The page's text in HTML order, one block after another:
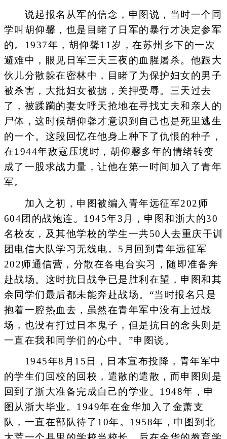
说起报名从军的信念，申图说，当时一个同
学叫胡仰馨，也是目睹了日军的暴行才决定参军
的。1937年，胡仰馨11岁，在苏州乡下的一次
避难中，眼见日军三天三夜的血腥屠杀。他跟大
伙儿分散躲在密林中，目睹了为保护妇女的男子
被杀害，大批妇女被掳，关押受辱。三天过去
了，被蹂躏的妻女呼天抢地在寻找丈夫和亲人的
尸体，这时候胡仰馨才意识到自己也是死里逃生
的一个。这段回忆在他身上种下了仇恨的种子，
在1944年敌寇压境时，胡仰馨多年的情绪转变
成了一股求战力量，让他在第一时间加入了青年
军。
加入之初，申图被编入青年远征军202师
604团的战炮连。1945年3月，申图和浙大的30
名校友，及其他学校的学生一共50人去重庆干训
团电信大队学习无线电。5月回到青年远征军
202师通信营，分散在各电台实习，随即准备奔
赴战场。这时抗日战争已是胜利在望，申图和其
余同学们最后都未能奔赴战场。“当时报名只是
抱着一腔热血去，虽然在青年军中没有上过战
场，也没有打过日本鬼子，但是抗日的念头则是
一直在我和同学们的心中。”申图说。
1945年8月15日，日本宣布投降，青年军中
的学生们回校的回校，遣散的遣散，而申图则是
回到了浙大准备完成自己的学业。1948年，申
图从浙大毕业。1949年在金华加入了金萧支
队，一直在部队待了10年。1958年，申图到北